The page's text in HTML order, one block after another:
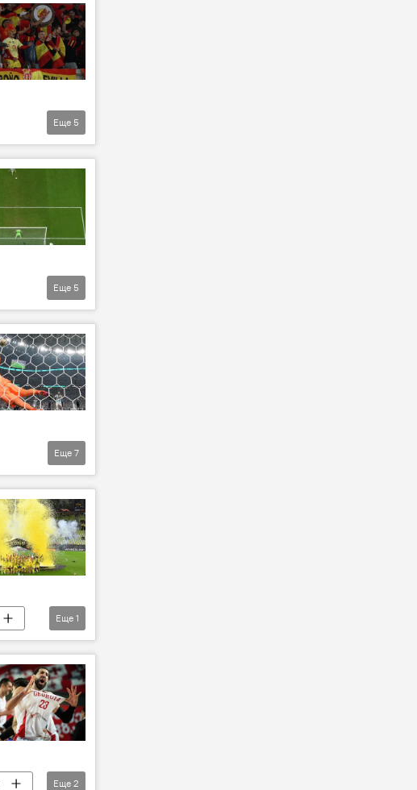
Еще 5
Еще 5
Еще 7
Еще 1
Еще 2